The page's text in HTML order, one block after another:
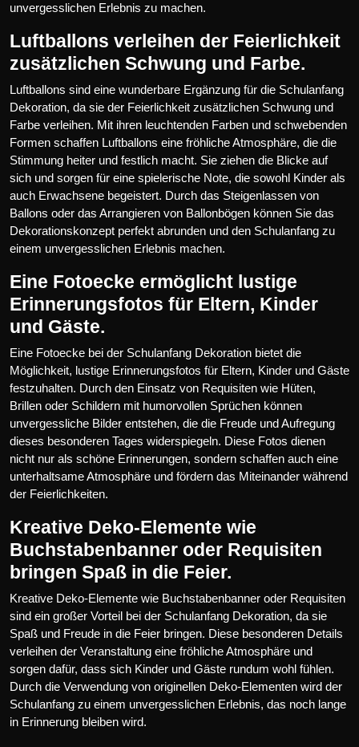
unvergesslichen Erlebnis zu machen.
Luftballons verleihen der Feierlichkeit
zusätzlichen Schwung und Farbe.
Luftballons sind eine wunderbare Ergänzung für die Schulanfang
Dekoration, da sie der Feierlichkeit zusätzlichen Schwung und
Farbe verleihen. Mit ihren leuchtenden Farben und schwebenden
Formen schaffen Luftballons eine fröhliche Atmosphäre, die die
Stimmung heiter und festlich macht. Sie ziehen die Blicke auf
sich und sorgen für eine spielerische Note, die sowohl Kinder als
auch Erwachsene begeistert. Durch das Steigenlassen von
Ballons oder das Arrangieren von Ballonbögen können Sie das
Dekorationskonzept perfekt abrunden und den Schulanfang zu
einem unvergesslichen Erlebnis machen.
Eine Fotoecke ermöglicht lustige
Erinnerungsfotos für Eltern, Kinder
und Gäste.
Eine Fotoecke bei der Schulanfang Dekoration bietet die
Möglichkeit, lustige Erinnerungsfotos für Eltern, Kinder und Gäste
festzuhalten. Durch den Einsatz von Requisiten wie Hüten,
Brillen oder Schildern mit humorvollen Sprüchen können
unvergessliche Bilder entstehen, die die Freude und Aufregung
dieses besonderen Tages widerspiegeln. Diese Fotos dienen
nicht nur als schöne Erinnerungen, sondern schaffen auch eine
unterhaltsame Atmosphäre und fördern das Miteinander während
der Feierlichkeiten.
Kreative Deko-Elemente wie
Buchstabenbanner oder Requisiten
bringen Spaß in die Feier.
Kreative Deko-Elemente wie Buchstabenbanner oder Requisiten
sind ein großer Vorteil bei der Schulanfang Dekoration, da sie
Spaß und Freude in die Feier bringen. Diese besonderen Details
verleihen der Veranstaltung eine fröhliche Atmosphäre und
sorgen dafür, dass sich Kinder und Gäste rundum wohl fühlen.
Durch die Verwendung von originellen Deko-Elementen wird der
Schulanfang zu einem unvergesslichen Erlebnis, das noch lange
in Erinnerung bleiben wird.